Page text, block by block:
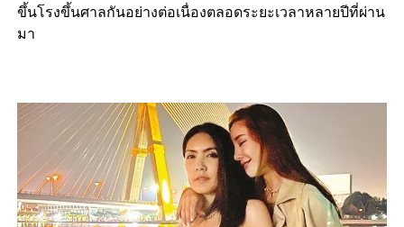
ขึ้นโรงขึ้นศาลกันอย่างต่อเนื่องตลอดระยะเวลาหลายปีที่ผ่าน
มา